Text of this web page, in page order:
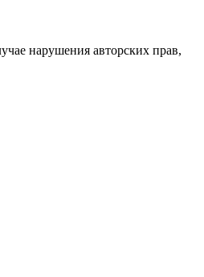
нарушения авторских прав,